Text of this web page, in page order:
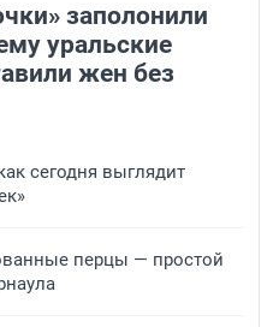
заполонили
уральские
жен без
сегодня выглядит
перцы — простой